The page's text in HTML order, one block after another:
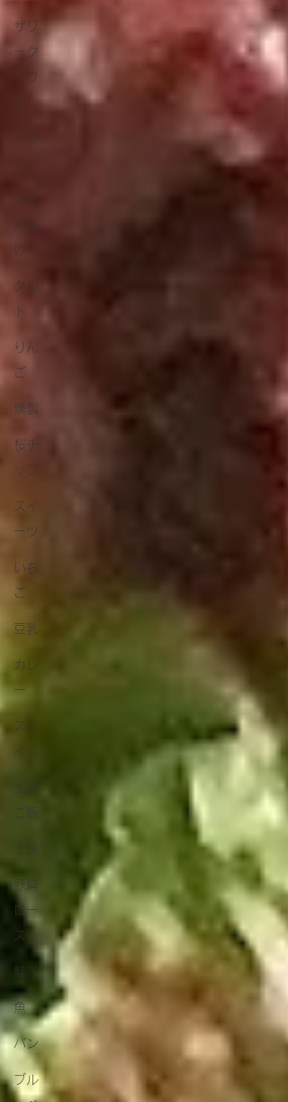
ザワ
ーク
ラウ
イワ
シ
オイ
ル漬
け
タル
ト
りん
ご
燻製
桜チ
ップ
スイ
ーツ
いち
ご
豆乳
カレ
ー
スパ
イス
土鍋
土鍋
豚肩
ロー
ス
鮭
魚
パン
ブル